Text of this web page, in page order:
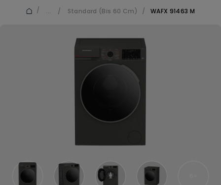
/ ... / Standard (Bis 60 Cm) / WAFX 91463 M